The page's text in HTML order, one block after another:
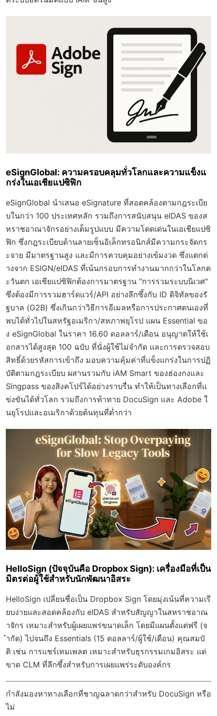
eSignGlobal: ความครอบคลุมทั่วโลกและความแข็งแ
กร่งในเอเชียแปซิฟิก
eSignGlobal นำเสนอ eSignature ที่สอดคล้องตามกฎระเบีย
บในกว่า 100 ประเทศหลัก รวมถึงการสนับสนุน eIDAS ของส
หราชอาณาจักรอย่างเต็มรูปแบบ มีความโดดเด่นในเอเชียแปซิ
ฟิก ซึ่งกฎระเบียบด้านลายเซ็นอิเล็กทรอนิกส์มีความกระจัดกร
ะจาย มีมาตรฐานสูง และมีการควบคุมอย่างเข้มงวด ซึ่งแตกต่
างจาก ESIGN/eIDAS ที่เน้นกรอบการทำงานมากกว่าในโลกต
ะวันตก เอเชียแปซิฟิกต้องการมาตรฐาน "การรวมระบบนิเวศ"
ซึ่งต้องมีการรวมฮาร์ดแวร์/API อย่างลึกซึ้งกับ ID ดิจิทัลของรั
ฐบาล (G2B) ซึ่งเกินกว่าวิธีการอีเมลหรือการประกาศตนเองที่
พบได้ทั่วไปในสหรัฐอเมริกา/สหภาพยุโรป แผน Essential ขอ
ง eSignGlobal ในราคา 16.60 ดอลลาร์/เดือน อนุญาตให้ใช้เ
อกสารได้สูงสุด 100 ฉบับ ที่นั่งผู้ใช้ไม่จำกัด และการตรวจสอบ
สิทธิ์ด้วยรหัสการเข้าถึง มอบความคุ้มค่าที่แข็งแกร่งในการปฏิ
บัติตามกฎระเบียบ ผสานรวมกับ iAM Smart ของฮ่องกงและ
Singpass ของสิงคโปร์ได้อย่างราบรื่น ทำให้เป็นทางเลือกที่แ
ข่งขันได้ทั่วโลก รวมถึงการท้าทาย DocuSign และ Adobe ใ
นยุโรปและอเมริกาด้วยต้นทุนที่ต่ำกว่า
HelloSign (ปัจจุบันคือ Dropbox Sign): เครื่องมือที่เป็น
มิตรต่อผู้ใช้สำหรับนักพัฒนาอิสระ
HelloSign เปลี่ยนชื่อเป็น Dropbox Sign โดยมุ่งเน้นที่ความเรี
ยบง่ายและสอดคล้องกับ eIDAS สำหรับสัญญาในสหราชอาณ
าจักร เหมาะสำหรับผู้เผยแพร่ขนาดเล็ก โดยมีแผนตั้งแต่ฟรี (จ
ำกัด) ไปจนถึง Essentials (15 ดอลลาร์/ผู้ใช้/เดือน) คุณสมบั
ติ เช่น การแชร์เทมเพลต เหมาะสำหรับธุรกรรมเกมอิสระ แต่
ขาด CLM ที่ลึกซึ้งสำหรับการเผยแพร่ระดับองค์กร
กำลังมองหาทางเลือกที่ชาญฉลาดกว่าสำหรับ DocuSign หรือ
ไม่